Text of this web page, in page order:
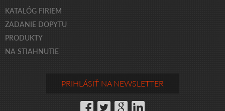
KATALÓG FIRIEM
ZADANIE DOPYTU
PRODUKTY
NA STIAHNUTIE
PRIHLÁSIŤ NA NEWSLETTER